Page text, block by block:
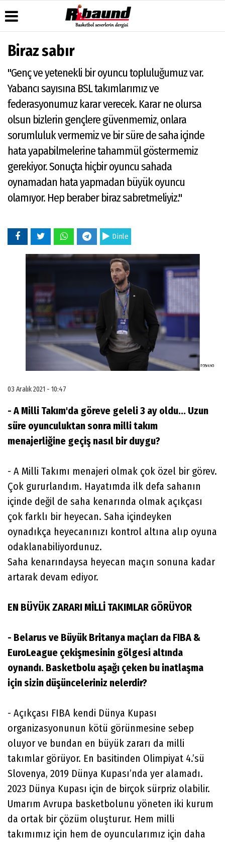
Haber
Arşivi
Arşivi
Durumu
Gazete
Manşetleri
Anketler
Biyografiler
Yazarları
Video
Galeri
Foto
Galeri
İletişim
Politikası
İlkeleri
Biraz sabır
"Genç ve yetenekli bir oyuncu topluluğumuz var.
Yabancı sayısına BSL takımlarımız ve
federasyonumuz karar verecek. Karar ne olursa
olsun bizlerin gençlere güvenmemiz, onlara
sorumluluk vermemiz ve bir süre de saha içinde
hata yapabilmelerine tahammül göstermemiz
gerekiyor. Sonuçta hiçbir oyuncu sahada
oynamadan hata yapmadan büyük oyuncu
olamıyor. Hep beraber biraz sabretmeliyiz."
Dinle
03 Aralık 2021 - 10:47
- A Milli Takım'da göreve geleli 3 ay oldu... Uzun
süre oyunculuktan sonra milli takım
menajerliğine geçiş nasıl bir duygu?
- A Milli Takımı menajeri olmak çok özel bir görev.
Çok gururlandım. Hayatımda ilk defa sahanın
içinde değil de saha kenarında olmak açıkçası
çok farklı bir heyecan. Saha içindeyken
oynadıkça heyecanınızı kontrol altına alıp oyuna
odaklanabiliyordunuz.
Saha kenarındaysa heyecan maçın sonuna kadar
artarak devam ediyor.
EN BÜYÜK ZARARI MİLLİ TAKIMLAR GÖRÜYOR
- Belarus ve Büyük Britanya maçları da FIBA &
EuroLeague çekişmesinin gölgesi altında
oynandı. Basketbolu aşağı çeken bu inatlaşma
için sizin düşünceleriniz nelerdir?
- Açıkçası FIBA kendi Dünya Kupası
organizasyonunun kötü görünmesine sebep
oluyor ve bundan en büyük zararı da milli
takımlar görüyor. En basitinden Olimpiyat 4.’sü
Slovenya, 2019 Dünya Kupası’nda yer alamadı.
2023 Dünya Kupası için de birçok sürpriz olabilir.
Umarım Avrupa basketbolunu yöneten iki kurum
da ortak bir çözüm oluşturur. Hem milli
takımımız için hem de oyuncularımız için daha